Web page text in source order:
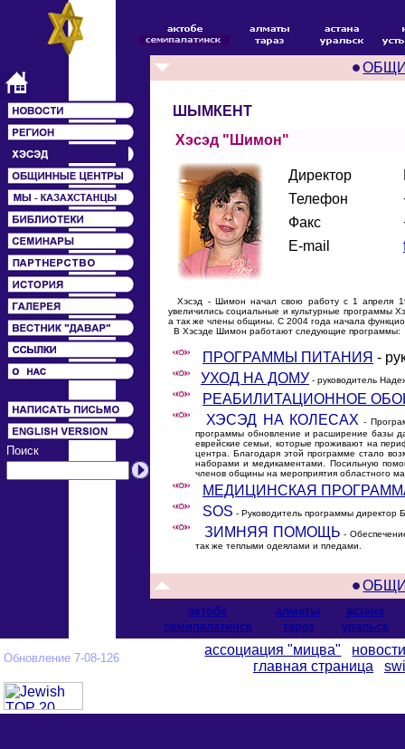
Поиск
ШЫМКЕНТ
Хэсэд "Шимон"
Директор
Телефон
Факс
E-mail
Хэсэд - Шимон начал свою работу с 1 апреля
увеличились социальные и культурные программы
а так же члены общины. С 2004 года начала
В Хэсэде Шимон работают следующие программы:
ПРОГРАММЫ ПИТАНИЯ -
УХОД НА ДОМУ - руководитель
РЕАБИЛИТАЦИОННОЕ
ХЭСЭД НА КОЛЕСАХ -
программы обновление и расширение базы
еврейские семьи, которые проживают на
центра. Благодаря этой программе стало
наборами и медикаментами. Посильную
членов общины на мероприятия областного
МЕДИЦИНСКАЯ
SOS - Руководитель программы директор
ЗИМНЯЯ ПОМОЩЬ -
так же теплыми одеялами и пледами.
актобе алматы
астана
cемипалатинск
тараз уральск
Обновление 7-08-126
ассоциация "мицва"
главная страница